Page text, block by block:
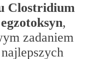
Clostridium
,
zadaniem